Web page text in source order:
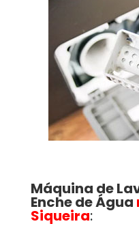
Máquina de
Enche de Água
Siqueira: